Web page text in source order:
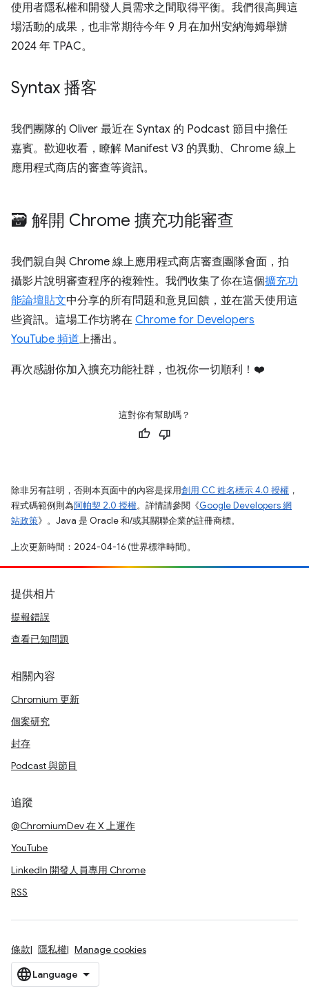
使用者隱私權和開發人員需求之間取得平衡。我們很高興這
場活動的成果，也非常期待今年 9 月在加州安納海姆舉辦
2024 年 TPAC。
Syntax 播客
我們團隊的 Oliver 最近在 Syntax 的 Podcast 節目中擔任
嘉賓。歡迎收看，瞭解 Manifest V3 的異動、Chrome 線上
應用程式商店的審查等資訊。
🗃️ 解開 Chrome 擴充功能審查
我們親自與 Chrome 線上應用程式商店審查團隊會面，拍
攝影片說明審查程序的複雜性。我們收集了你在這個擴充功
能論壇貼文中分享的所有問題和意見回饋，並在當天使用這
些資訊。這場工作坊將在 Chrome for Developers
YouTube 頻道上播出。
再次感謝你加入擴充功能社群，也祝你一切順利！❤️
這對你有幫助嗎？
除非另有註明，否則本頁面中的內容是採用創用 CC 姓名標示 4.0 授權 ，
程式碼範例則為阿帕契 2.0 授權。詳情請參閱《Google Developers 網
站政策》。Java 是 Oracle 和/或其關聯企業的註冊商標。
上次更新時間：2024-04-16 (世界標準時間)。
提供相片
提報錯誤
查看已知問題
相關內容
Chromium 更新
個案研究
封存
Podcast 與節目
追蹤
@ChromiumDev 在 X 上運作
YouTube
LinkedIn 開發人員專用 Chrome
RSS
條款 隱私權 Manage cookies